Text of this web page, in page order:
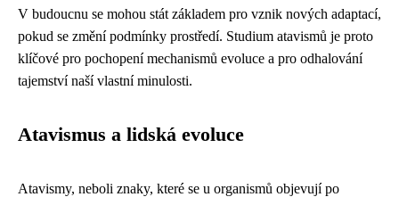
V budoucnu se mohou stát základem pro vznik nových adaptací,
pokud se změní podmínky prostředí. Studium atavismů je proto
klíčové pro pochopení mechanismů evoluce a pro odhalování
tajemství naší vlastní minulosti.
Atavismus a lidská evoluce
Atavismy, neboli znaky, které se u organismů objevují po